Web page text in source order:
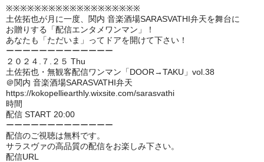
※※※※※※※※※※※※※※※※※※※
土佐拓也が月に一度、関内 音楽酒場SARASVATHI弁天を舞台に
お贈りする「配信エンタメワンマン」！
あなたも「ただいま」ってドアを開けて下さい！
ーーーーーーーーーーーーー
２０２４.７.２５ Thu
土佐拓也・無観客配信ワンマン「DOOR→TAKU」vol.38
＠関内 音楽酒場SARASVATHI弁天
https://kokopelliearthly.wixsite.com/sarasvathi
時間
配信 START 20:00
ーーーーーーーーーーーーー
配信のご視聴は無料です。
サラスヴァの高品質の配信をお楽しみ下さい。
配信URL